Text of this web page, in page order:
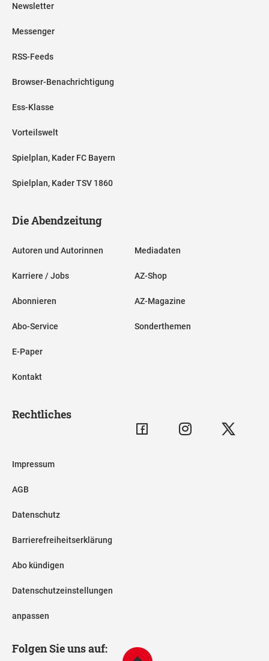
Newsletter
Messenger
RSS-Feeds
Browser-Benachrichtigung
Ess-Klasse
Vorteilswelt
Spielplan, Kader FC Bayern
Spielplan, Kader TSV 1860
Die Abendzeitung
Autoren und Autorinnen
Karriere / Jobs
Abonnieren
Abo-Service
E-Paper
Kontakt
Mediadaten
AZ-Shop
AZ-Magazine
Sonderthemen
Rechtliches
Impressum
AGB
Datenschutz
Barrierefreiheitserklärung
Abo kündigen
Datenschutzeinstellungen
anpassen
Folgen Sie uns auf: